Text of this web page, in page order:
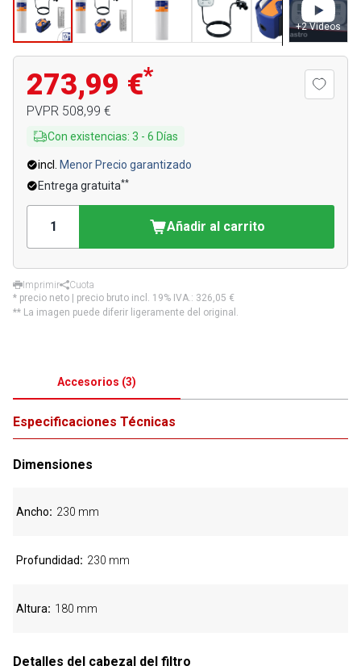
+2 Videos
273,99 €*
PVPR 508,99 €
Con existencias: 3 - 6 Días
incl.
Menor Precio garantizado
Entrega gratuita**
Añadir al carrito
Imprimir
Cuota
* precio neto | precio bruto incl. 19% IVA.: 326,05 €
** La imagen puede diferir ligeramente del original.
Accesorios (3)
Especificaciones Técnicas
Dimensiones
Ancho 230 mm
Profundidad 230 mm
Altura 180 mm
Detalles del cabezal del filtro